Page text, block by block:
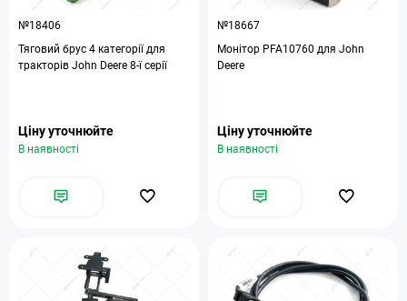
№18406
Тяговий брус 4 категорії для
тракторів John Deere 8-ї серії
Ціну уточнюйте
В наявності
№18667
Монітор PFA10760 для John
Deere
Ціну уточнюйте
В наявності